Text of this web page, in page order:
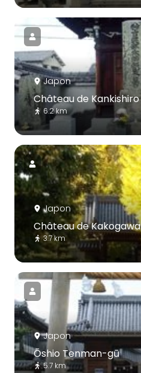
Japon
Château de Kankishiro
6.2 km
Japon
Château de Kakogawa
3.7 km
Japon
Ōshio Tenman-gū
5.7 km